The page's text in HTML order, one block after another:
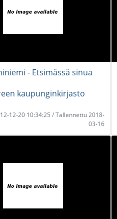
- Etsimässä sinua
kaupunginkirjasto
12-20 10:34:25 / Tallennettu 2018-
03-16